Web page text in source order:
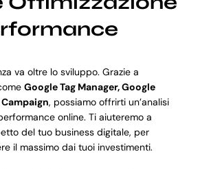
va oltre lo sviluppo. Grazie a
Google Tag Manager, Google
, possiamo offrirti un’analisi
online. Ti aiuteremo a
del tuo business digitale, per
il massimo dai tuoi investimenti.